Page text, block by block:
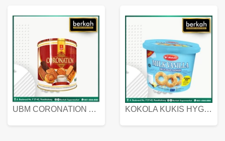
UBM CORONATION ASSORTED BISKUIT KALENG 450 GRAM KOKOLA KUKIS HYGIENIC MILK VANILLA PACK 320 GR